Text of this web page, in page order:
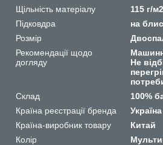
Щільність матеріалу
115 г/м2
Підковдра
на
Розмір
Рекомендації щодо
догляду
Не
Склад
100%
Країна реєстрації бренда
Україна
Країна-виробник товару
Китай
Колір